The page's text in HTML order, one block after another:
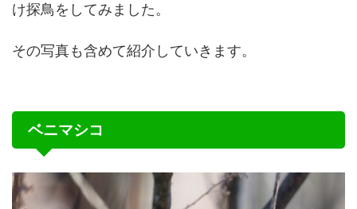
け探鳥をしてみました。
その写真も含めて紹介していきます。
ベニマシコ